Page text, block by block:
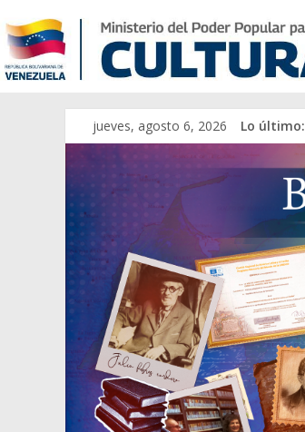
jueves, agosto 6, 2026 Lo último: